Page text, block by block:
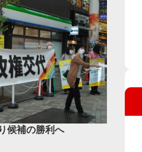
池内さおり候補の勝利へ